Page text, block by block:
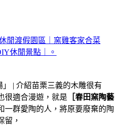
閒渡假園區｜窯雞客家合菜
休閒景點｜。
| 介紹苗栗三義的木雕很有
很適合漫遊，就是 ［春田窯陶藝
一群愛陶的人，將原要廢棄的陶
留，